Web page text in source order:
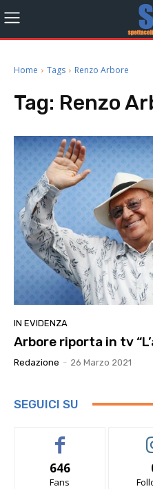
Home Tags Renzo Arbore
Tag: Renzo
IN EVIDENZA
Arbore riporta in tv
Redazione - 26 Marzo 2021
SEGUICI SU
646
Fans